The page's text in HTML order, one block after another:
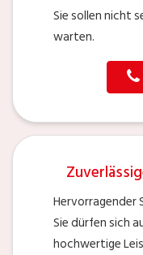
Sie sollen nicht
warten.
Hervorragender
Sie dürfen sich
hochwertige